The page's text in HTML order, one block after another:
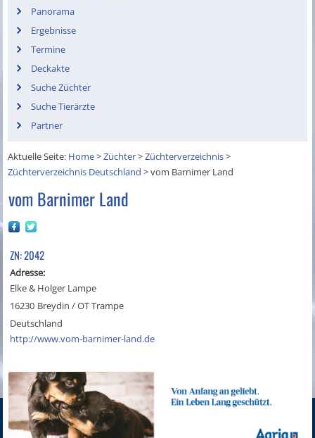
Panorama
Ergebnisse
Termine
Deckakte
Suche Züchter
Suche Tierärzte
Partner
Aktuelle Seite: Home>Züchter>Züchterverzeichnis>
Züchterverzeichnis Deutschland >vom Barnimer Land
vom Barnimer Land
ZN: 2042
Adresse:
Elke & Holger Lampe
16230 Breydin / OT Trampe
Deutschland
http://www.vom-barnimer-land.de